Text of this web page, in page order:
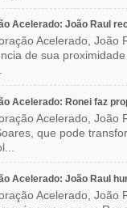
Acelerado: João Raul
Acelerado, João
de sua
Acelerado: Ronei faz
Acelerado, João
que pode
Acelerado: João Raul
Acelerado, João